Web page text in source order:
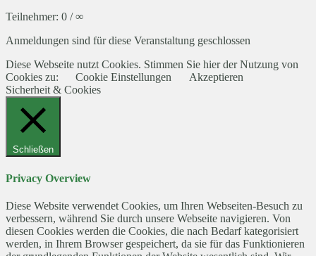
Teilnehmer: 0 / ∞
Anmeldungen sind für diese Veranstaltung geschlossen
Diese Webseite nutzt Cookies. Stimmen Sie hier der Nutzung von
Cookies zu:
Cookie Einstellungen
Akzeptieren
Sicherheit & Cookies
Schließen
Privacy Overview
Diese Website verwendet Cookies, um Ihren Webseiten-Besuch zu
verbessern, während Sie durch unsere Webseite navigieren. Von
diesen Cookies werden die Cookies, die nach Bedarf kategorisiert
werden, in Ihrem Browser gespeichert, da sie für das Funktionieren